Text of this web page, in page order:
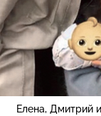
Елена, Дмитрий